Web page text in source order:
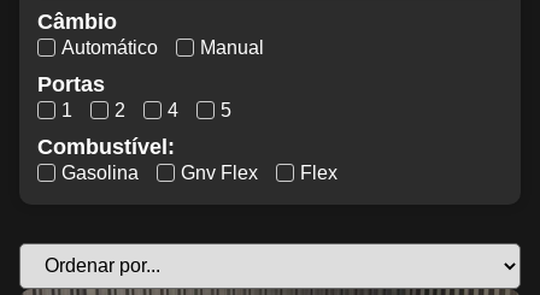
Câmbio
Automático Manual
Portas
1 2 4 5
Combustível:
Gasolina Gnv Flex Flex